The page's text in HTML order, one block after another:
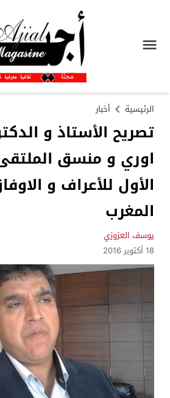
الرئيسية أخبار
تصريح الأستاذ و
اوري و منسق
الأول للأعراف و
المغرب
يوسف العزوزي
18 أكتوبر 2016